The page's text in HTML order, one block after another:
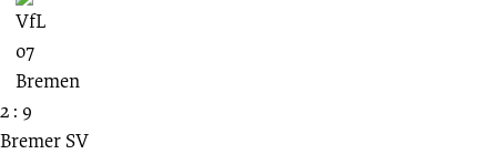
2 : 9
Bremer SV